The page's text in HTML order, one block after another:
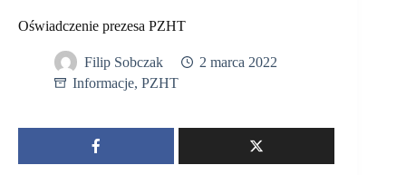
Oświadczenie prezesa PZHT
Filip Sobczak
2 marca 2022
Informacje, PZHT